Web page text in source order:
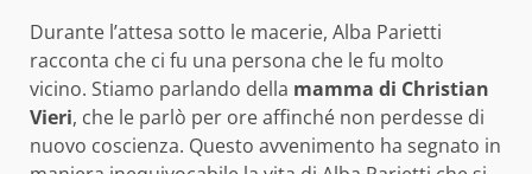
Durante l’attesa sotto le macerie, Alba Parietti
racconta che ci fu una persona che le fu molto
vicino. Stiamo parlando della mamma di Christian
Vieri, che le parlò per ore affinché non perdesse di
nuovo coscienza. Questo avvenimento ha segnato in